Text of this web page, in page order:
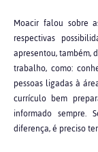
Moacir falou sobre
respectivas
apresentou, também,
trabalho, como:
pessoas ligadas à
currículo bem
informado sempre.
diferença, é preciso